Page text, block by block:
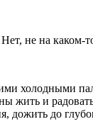
не на
холодными
и
до